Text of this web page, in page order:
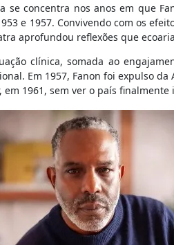
se concentra nos anos em que
e 1957. Convivendo com os
aprofundou reflexões que
clínica, somada ao
Em 1957, Fanon foi expulso
em 1961, sem ver o país